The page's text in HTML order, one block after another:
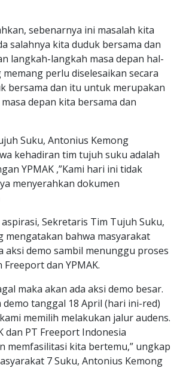
sebenarnya ini masalah kita
salahnya kita duduk bersama dan
langkah-langkah masa depan hal-
perlu diselesaikan secara
bersama dan itu untuk merupakan
depan kita bersama dan
Suku, Antonius Kemong
kehadiran tim tujuh suku adalah
YPMAK ,”Kami hari ini tidak
menyerahkan dokumen
Sekretaris Tim Tujuh Suku,
mengatakan bahwa masyarakat
aksi demo sambil menunggu proses
dan YPMAK.
maka akan ada aksi demo besar.
demo tanggal 18 April (hari ini-red)
memilih melakukan jalur audens.
dan PT Freeport Indonesia
memfasilitasi kita bertemu,” ungkap
7 Suku, Antonius Kemong